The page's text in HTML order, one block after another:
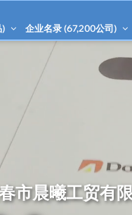
) 企业名录 (67,200公司)
市晨曦工贸有